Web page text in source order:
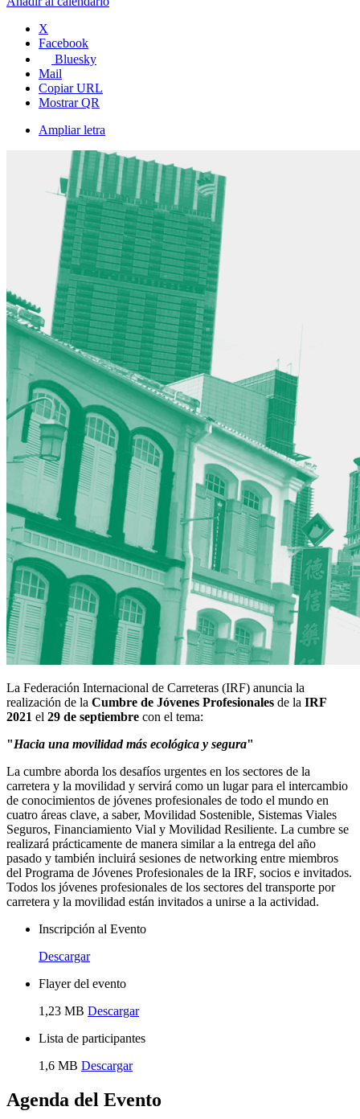
X
Facebook
Bluesky
Mail
Copiar URL
Mostrar QR
Ampliar letra
La Federación Internacional de Carreteras (IRF) anuncia la
realización de la Cumbre de Jóvenes Profesionales de la IRF
2021 el 29 de septiembre con el tema:
"Hacia una movilidad más ecológica y segura"
La cumbre aborda los desafíos urgentes en los sectores de la
carretera y la movilidad y servirá como un lugar para el intercambio
de conocimientos de jóvenes profesionales de todo el mundo en
cuatro áreas clave, a saber, Movilidad Sostenible, Sistemas Viales
Seguros, Financiamiento Vial y Movilidad Resiliente. La cumbre se
realizará prácticamente de manera similar a la entrega del año
pasado y también incluirá sesiones de networking entre miembros
del Programa de Jóvenes Profesionales de la IRF, socios e invitados.
Todos los jóvenes profesionales de los sectores del transporte por
carretera y la movilidad están invitados a unirse a la actividad.
Inscripción al Evento
Descargar
Flayer del evento
1,23 MB Descargar
Lista de participantes
1,6 MB Descargar
Agenda del Evento